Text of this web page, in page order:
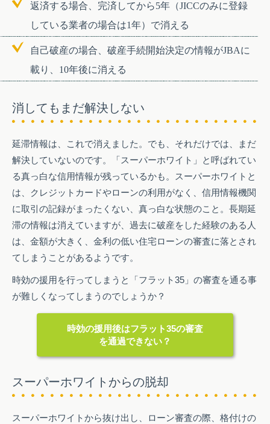
返済する場合、完済してから5年（JICCのみに登録
している業者の場合は1年）で消える
自己破産の場合、破産手続開始決定の情報がJBAに
載り、10年後に消える
消してもまだ解決しない
延滞情報は、これで消えました。でも、それだけでは、まだ
解決していないのです。「スーパーホワイト」と呼ばれてい
る真っ白な信用情報が残っているかも。スーパーホワイトと
は、クレジットカードやローンの利用がなく、信用情報機関
に取引の記録がまったくない、真っ白な状態のこと。長期延
滞の情報は消えていますが、過去に破産をした経験のある人
は、金額が大きく、金利の低い住宅ローンの審査に落とされ
てしまうことがあるようです。
時効の援用を行ってしまうと「フラット35」の審査を通る事
が難しくなってしまうのでしょうか？
時効の援用後はフラット35の審査
を通過できない？
スーパーホワイトからの脱却
スーパーホワイトから抜け出し、ローン審査の際、格付けの